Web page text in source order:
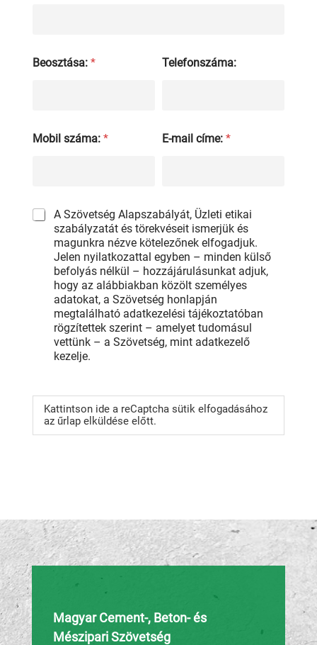
Beosztása: * Telefonszáma:
Mobil száma: * E-mail címe: *
C
A Szövetség Alapszabályát, Üzleti etikai
szabályzatát és törekvéseit ismerjük és
magunkra nézve kötelezőnek elfogadjuk.
Jelen nyilatkozattal egyben – minden külső
befolyás nélkül – hozzájárulásunkat adjuk,
hogy az alábbiakban közölt személyes
adatokat, a Szövetség honlapján
megtalálható adatkezelési tájékoztatóban
rögzítettek szerint – amelyet tudomásul
vettünk – a Szövetség, mint adatkezelő
kezelje.
a
Kattintson ide a reCaptcha sütik elfogadásához
az űrlap elküldése előtt.
Magyar Cement-, Beton- és
Mészipari Szövetség